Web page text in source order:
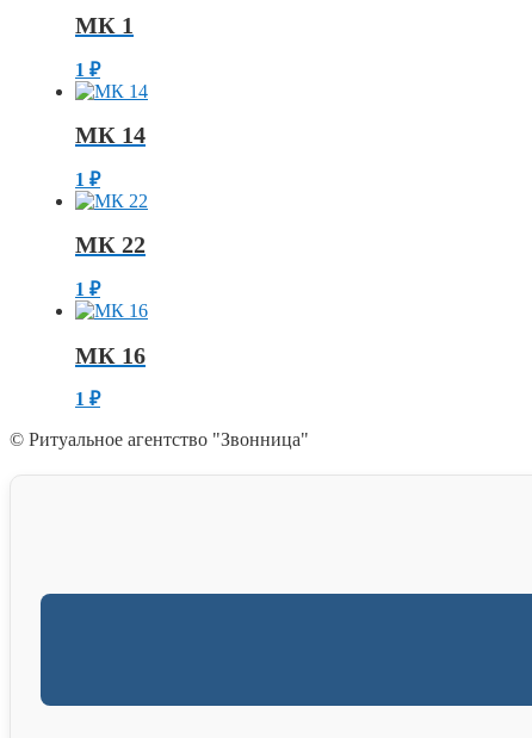
МК 1
1 ₽
МК 14
1 ₽
МК 22
1 ₽
МК 16
1 ₽
© Ритуальное агентство "Звонница"